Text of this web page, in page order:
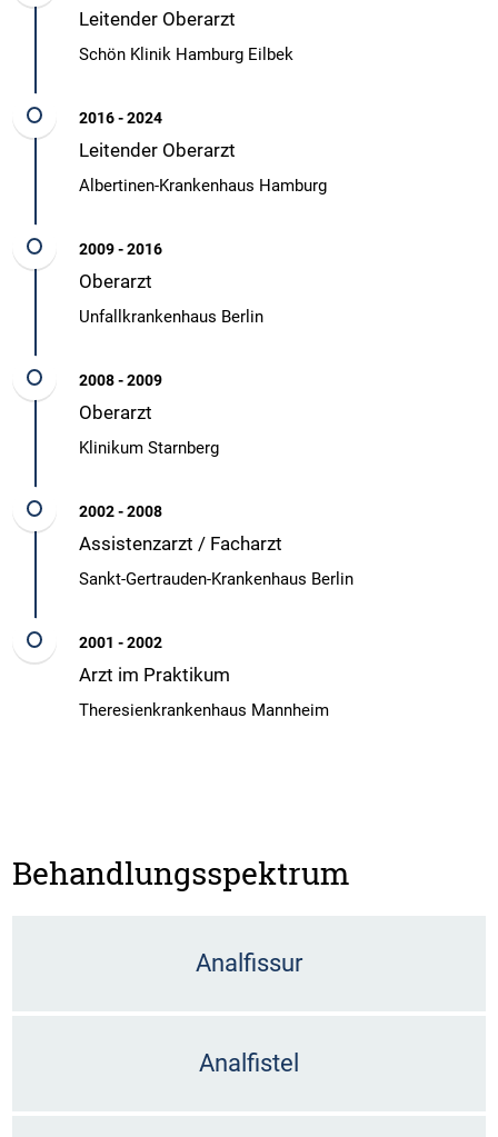
Leitender Oberarzt
Schön Klinik Hamburg Eilbek
2016 - 2024
Leitender Oberarzt
Albertinen-Krankenhaus Hamburg
2009 - 2016
Oberarzt
Unfallkrankenhaus Berlin
2008 - 2009
Oberarzt
Klinikum Starnberg
2002 - 2008
Assistenzarzt / Facharzt
Sankt-Gertrauden-Krankenhaus Berlin
2001 - 2002
Arzt im Praktikum
Theresienkrankenhaus Mannheim
Behandlungsspektrum
Analfissur
Analfistel